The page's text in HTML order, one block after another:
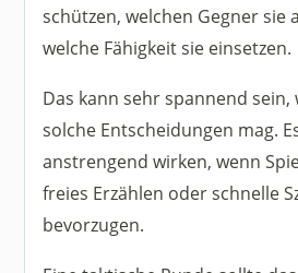
schützen, welchen Gegner sie
welche Fähigkeit sie einsetzen.
Das kann sehr spannend
solche Entscheidungen mag.
anstrengend wirken, wenn
freies Erzählen oder schnelle
bevorzugen.